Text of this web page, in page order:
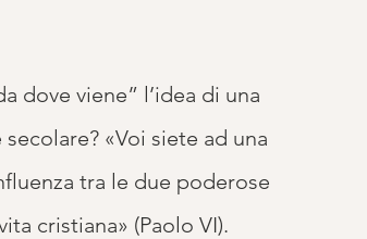
dove viene” l’idea di una
«Voi siete ad una
tra le due poderose
cristiana» (Paolo VI).